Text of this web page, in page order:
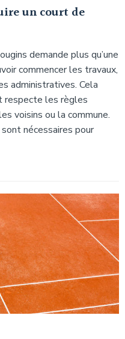
un court de
demande plus qu’une
commencer les travaux,
administratives. Cela
respecte les règles
voisins ou la commune.
nécessaires pour